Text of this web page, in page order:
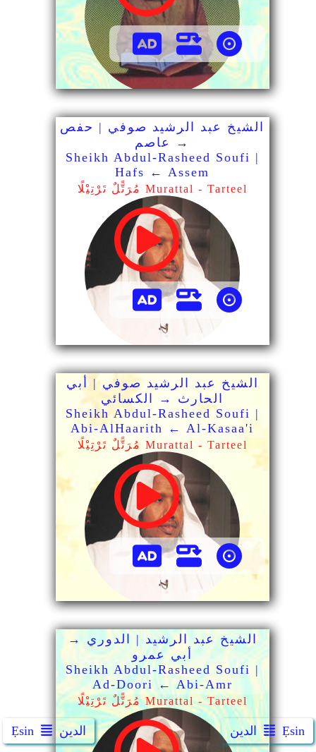
Ẹsin الدين الدين Ẹsin
الشيخ عبد الرشيد صوفي | حفص
→ عاصم
Sheikh Abdul-Rasheed Soufi |
Hafs ← Assem
مُرَتًّلٌ تَرْتِيْلًا Murattal - Tarteel
الشيخ عبد الرشيد صوفي | أبي
الحارث → الكسائي
Sheikh Abdul-Rasheed Soufi |
Abi-AlHaarith ← Al-Kasaa'i
مُرَتًّلٌ تَرْتِيْلًا Murattal - Tarteel
الشيخ عبد الرشيد | الدوري →
أبي عمرو
Sheikh Abdul-Rasheed Soufi |
Ad-Doori ← Abi-Amr
مُرَتًّلٌ تَرْتِيْلًا Murattal - Tarteel